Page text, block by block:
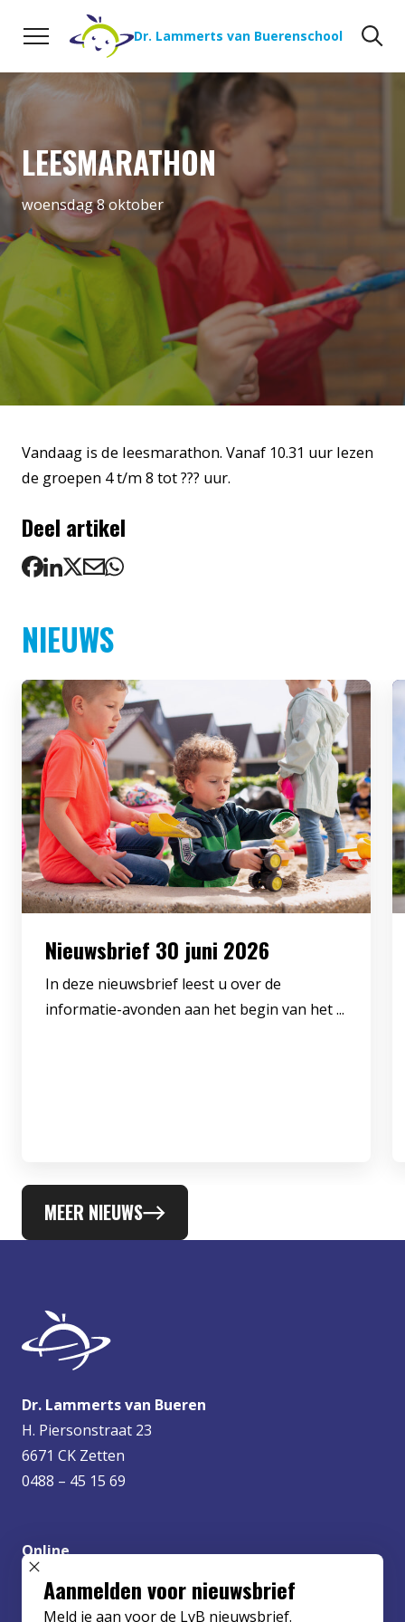
Naar de inhoud
Dr. Lammerts van Buerenschool
LEESMARATHON
woensdag 8 oktober
Vandaag is de leesmarathon. Vanaf 10.31 uur lezen
de groepen 4 t/m 8 tot ??? uur.
Deel artikel
NIEUWS
Nieuwsbrief 30 juni 2026
In deze nieuwsbrief leest u over de
informatie-avonden aan het begin van het ...
MEER NIEUWS
Dr. Lammerts van Bueren
H. Piersonstraat 23
6671 CK Zetten
0488 – 45 15 69
Online
info@lvbueren.nl
SLUIT POPUP
Aanmelden voor nieuwsbrief
Meld je aan voor de LvB nieuwsbrief.